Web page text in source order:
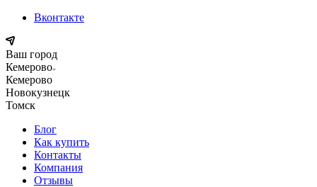
Вконтакте
Ваш город
Кемерово
Кемерово
Новокузнецк
Томск
Блог
Как купить
Контакты
Компания
Отзывы